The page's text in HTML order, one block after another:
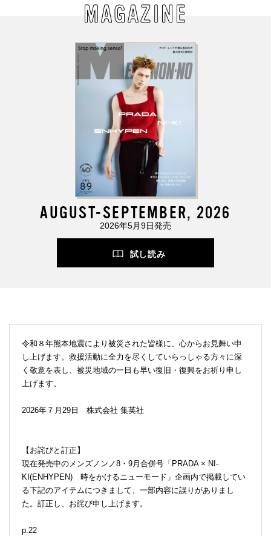
MAGAZINE
AUGUST-SEPTEMBER, 2026
2026年5月9日発売
試し読み
令和８年熊本地震により被災された皆様に、心からお見舞い申
し上げます。救援活動に全力を尽くしていらっしゃる方々に深
く敬意を表し、被災地域の一日も早い復旧・復興をお祈り申し
上げます。
2026年７月29日 株式会社 集英社
【お詫びと訂正】
現在発売中のメンズノンノ8・9月合併号「PRADA × NI-
KI(ENHYPEN) 時をかけるニューモード」企画内で掲載してい
る下記のアイテムにつきまして、一部内容に誤りがありまし
た。訂正し、お詫び申し上げます。
p.22